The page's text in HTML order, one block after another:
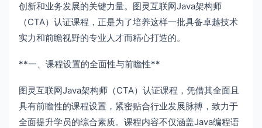
创新和业务发展的关键力量。图灵互联网Java架构师
（CTA）认证课程，正是为了培养这样一批具备卓越技术
实力和前瞻视野的专业人才而精心打造的。
**一、课程设置的全面性与前瞻性**
图灵互联网Java架构师（CTA）认证课程，凭借其全面且
具有前瞻性的课程设置，紧密贴合行业发展脉搏，致力于
全面提升学员的综合素质。课程内容不仅涵盖Java编程语